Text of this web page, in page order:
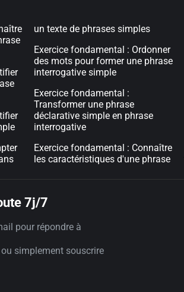
un texte de phrases simples
Exercice fondamental : Ordonner
des mots pour former une phrase
interrogative simple
Exercice fondamental :
Transformer une phrase
déclarative simple en phrase
interrogative
Exercice fondamental : Connaître
les caractéristiques d'une phrase
7j/7
pour répondre à
simplement souscrire